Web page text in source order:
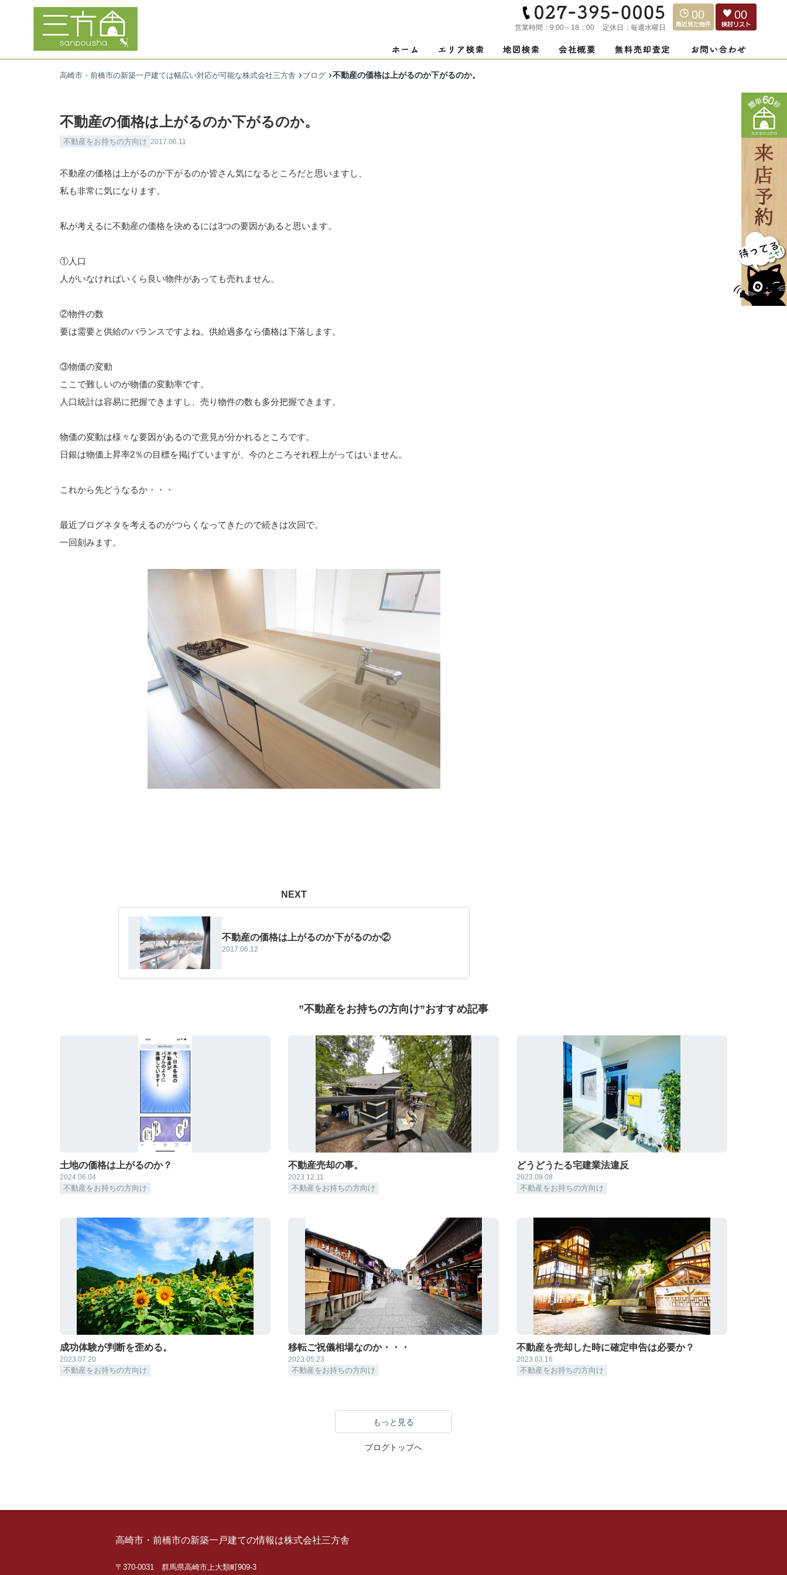
営業時間： 9:00～18：00 定休日： 毎週水曜日
00 00
高崎市・前橋市の新築一戸建ては幅広い対応が可能な株式会社三方舎 ブログ 不動産の価格は上がるのか下がるのか。
不動産の価格は上がるのか下がるのか。
不動産をお持ちの方向け 2017.06.11
不動産の価格は上がるのか下がるのか皆さん気になるところだと思いますし、
私も非常に気になります。
私が考えるに不動産の価格を決めるには3つの要因があると思います。
①人口
人がいなければいくら良い物件があっても売れません。
②物件の数
要は需要と供給のバランスですよね。供給過多なら価格は下落します。
③物価の変動
ここで難しいのが物価の変動率です。
人口統計は容易に把握できますし、売り物件の数も多分把握できます。
物価の変動は様々な要因があるので意見が分かれるところです。
日銀は物価上昇率2％の目標を掲げていますが、今のところそれ程上がってはいません。
これから先どうなるか・・・
最近ブログネタを考えるのがつらくなってきたので続きは次回で。
一回刻みます。
NEXT
不動産の価格は上がるのか下がるのか②
2017.06.12
”不動産をお持ちの方向け”おすすめ記事
土地の価格は上がるのか？
2024.06.04
不動産をお持ちの方向け
不動産売却の事。
2023.12.11
不動産をお持ちの方向け
どうどうたる宅建業法違反
2023.09.08
不動産をお持ちの方向け
成功体験が判断を歪める。
2023.07.20
不動産をお持ちの方向け
移転ご祝儀相場なのか・・・
2023.05.23
不動産をお持ちの方向け
不動産を売却した時に確定申告は必要か？
2023.03.16
不動産をお持ちの方向け
もっと見る
ブログトップへ
高崎市・前橋市の新築一戸建ての情報は株式会社三方舎
〒370-0031 群馬県高崎市上大類町909-3